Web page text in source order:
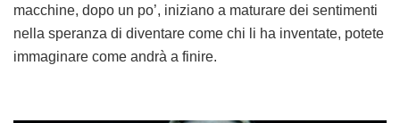
macchine, dopo un po’, iniziano a maturare dei sentimenti
nella speranza di diventare come chi li ha inventate, potete
immaginare come andrà a finire.